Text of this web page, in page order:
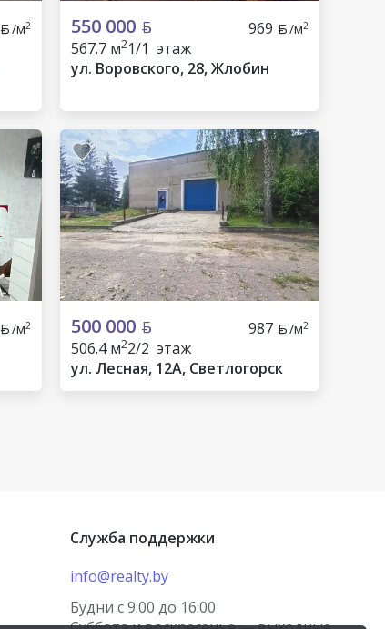
/м2 550 000 969 /м2
567.7 м21/1 этаж
ул. Воровского, 28, Жлобин
/м2 500 000 987 /м2
506.4 м22/2 этаж
ул. Лесная, 12А, Светлогорск
Служба поддержки
info@realty.by
Будни с 9:00 до 16:00